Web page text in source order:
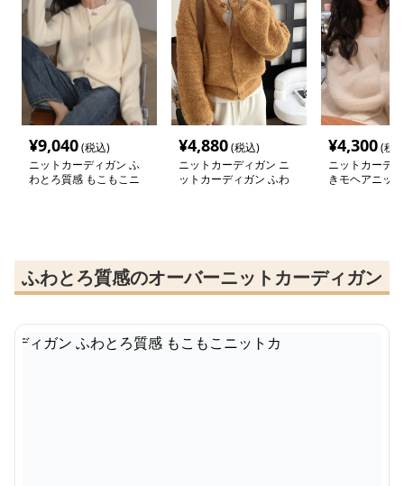
¥9,040(税込)
ニットカーディガン ふ
わとろ質感 もこもこニ
¥4,880(税込)
ニットカーディガン ニ
ットカーディガン ふわ
¥4,300(税
ニットカーデ
きモヘアニッ
ふわとろ質感のオーバーニットカーディガン